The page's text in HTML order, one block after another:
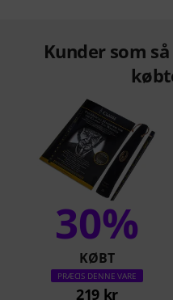
Kunder som
30%
KØBT
PRÆCIS DENNE VARE
219 kr